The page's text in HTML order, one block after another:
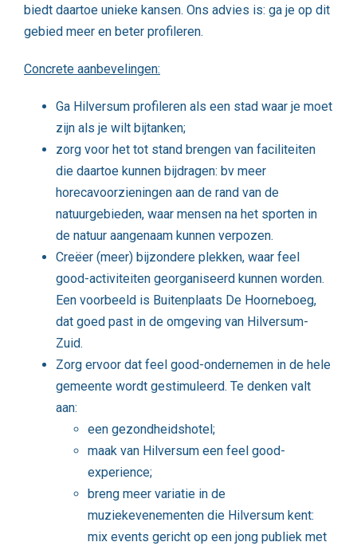
biedt daartoe unieke kansen. Ons advies is: ga je op dit
gebied meer en beter profileren.
Concrete aanbevelingen:
Ga Hilversum profileren als een stad waar je moet
zijn als je wilt bijtanken;
zorg voor het tot stand brengen van faciliteiten
die daartoe kunnen bijdragen: bv meer
horecavoorzieningen aan de rand van de
natuurgebieden, waar mensen na het sporten in
de natuur aangenaam kunnen verpozen.
Creëer (meer) bijzondere plekken, waar feel
good-activiteiten georganiseerd kunnen worden.
Een voorbeeld is Buitenplaats De Hoorneboeg,
dat goed past in de omgeving van Hilversum-
Zuid.
Zorg ervoor dat feel good-ondernemen in de hele
gemeente wordt gestimuleerd. Te denken valt
aan:
een gezondheidshotel;
maak van Hilversum een feel good-
experience;
breng meer variatie in de
muziekevenementen die Hilversum kent:
mix events gericht op een jong publiek met